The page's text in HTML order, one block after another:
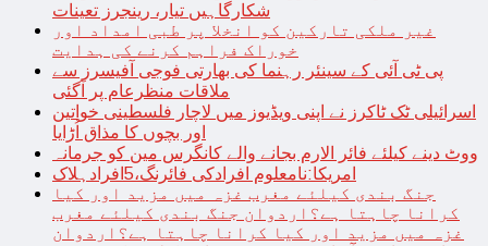
شکارگاہیں تیار، رینجرز تعینات
غیر ملکی تارکین کو انخلا پر طبی امداد اور
خوراک فراہم کرنے کی ہدایت
پی ٹی آئی کے سینئر رہنما کی بھارتی فوجی آفیسرز سے
ملاقات منظرعام پر آگئی
اسرائیلی ٹک ٹاکرز نے اپنی ویڈیوز میں لاچار فلسطینی خواتین
اور بچوں کا مذاق اُڑایا
ووٹ دینے کیلئے فائر الارم بجانے والے کانگرس مین کو جرمانہ
امریکا:نامعلوم افرادکی فائرنگ،5افرادہلاک
جنگ بندی کیلئے مغرب غزہ میں مزید اور کیا
کرانا چاہتا ہے؟اردوان جنگ بندی کیلئے مغرب
غزہ میں مزید اور کیا کرانا چاہتا ہے؟اردوان